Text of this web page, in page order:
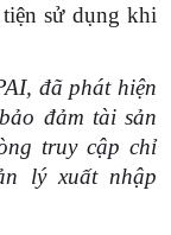
sử dụng khi
đã phát hiện
đảm tài sản
truy cập chỉ
lý xuất nhập